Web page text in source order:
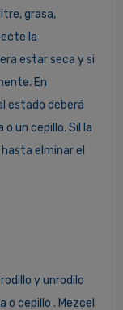
grasa,
la
estar seca y si
En
estado deberá
un cepillo. Sil la
elminar el
y unrodilo
o cepillo . Mezcel